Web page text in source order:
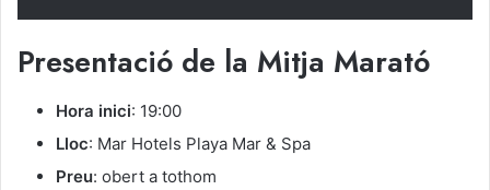
Presentació de la Mitja Marató
Hora inici: 19:00
Lloc: Mar Hotels Playa Mar & Spa
Preu: obert a tothom